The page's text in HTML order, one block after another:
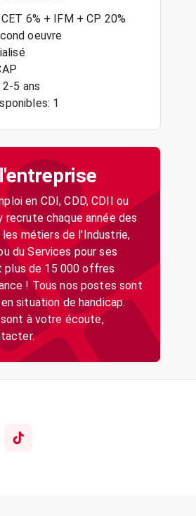
6% + IFM + CP 20%
oeuvre
2-5 ans
1
en CDI, CDD, CDII ou
recrute chaque année des
métiers de l'Industrie,
du Services pour ses
de 15 000 offres
! Tous nos postes sont
situation de handicap.
à votre écoute,